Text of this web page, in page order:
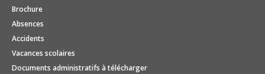
Brochure
Absences
Accidents
Vacances scolaires
Documents administratifs à télécharger